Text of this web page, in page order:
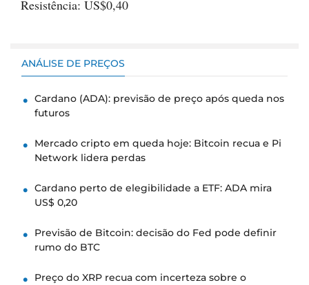
Resistência: US$0,40
ANÁLISE DE PREÇOS
Cardano (ADA): previsão de preço após queda nos
futuros
Mercado cripto em queda hoje: Bitcoin recua e Pi
Network lidera perdas
Cardano perto de elegibilidade a ETF: ADA mira
US$ 0,20
Previsão de Bitcoin: decisão do Fed pode definir
rumo do BTC
Preço do XRP recua com incerteza sobre o